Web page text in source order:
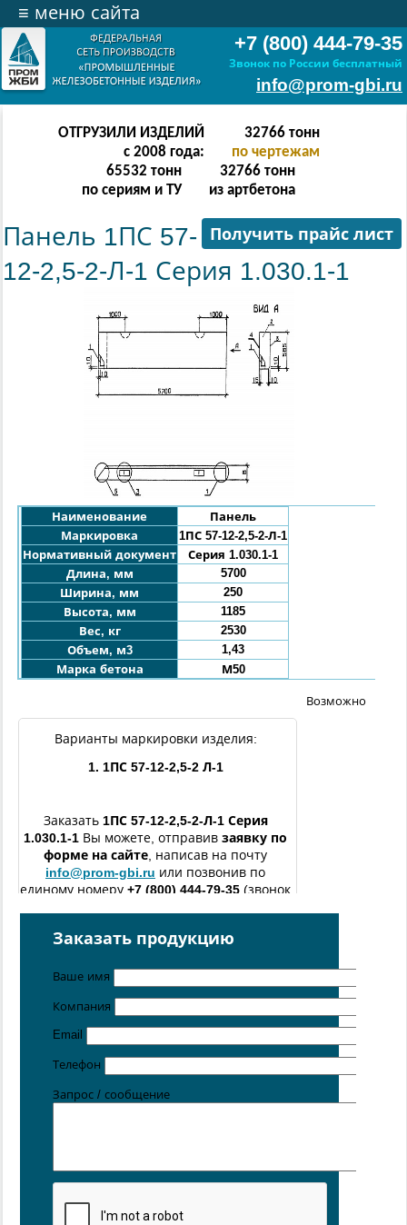
+7 (800) 444-79-35
Звонок по России бесплатный
info@prom-gbi.ru
≡ меню сайта
ОТГРУЗИЛИ ИЗДЕЛИЙ
с 2008 года:
65534тонн
по чертежам
131068 тонн
по сериям и ТУ
65534 тонн
из артбетона
Получить прайс лист
Панель 1ПС 57-
12-2,5-2-Л-1 Серия 1.030.1-1
Наименование
Панель
Маркировка
1ПС 57-12-2,5-2-Л-1
Нормативный документ
Серия 1.030.1-1
Длина, мм
5700
Ширина, мм
250
Высота, мм
1185
Вес, кг
2530
Объем, м3
1,43
Марка бетона
М50
Варианты маркировки изделия:
1. 1ПС 57-12-2,5-2 Л-1
Заказать 1ПС 57-12-2,5-2-Л-1 Серия
1.030.1-1 Вы можете, отправив заявку по
форме на сайте , написав на почту
info@prom-gbi.ru или позвонив по
единому номеру +7 (800) 444-79-35 (звонок
Возможно
изготовление железобетонных изделий
заказчика
Поставка осуществляется с производственных площадок,
расположенных вНовосибирске,Санкт-
Петербурге,Москве,Казани,Хабаровске,Ростове-на
Дону,Екатеринбурге,Симферополе
Цена от 5 руб. / кг
Заказать продукцию
Ваше имя
Компания
Email
Телефон
Запрос / сообщение